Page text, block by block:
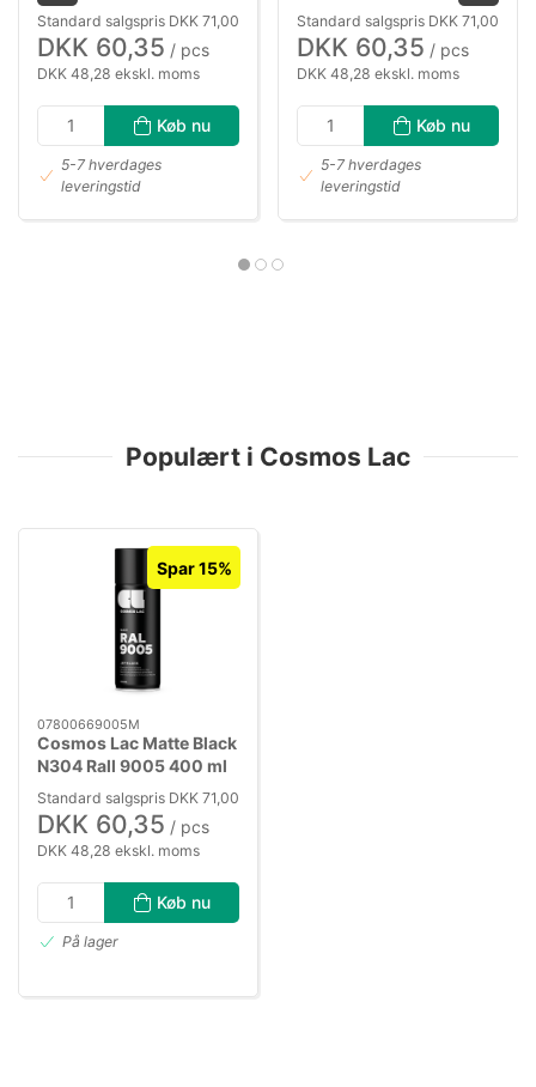
400 ml
Standard salgspris DKK 71,00
DKK 60,35 / pcs
DKK 48,28 ekskl. moms
Køb nu
5-7 hverdages
leveringstid
400 ml
Standard salgspris DKK 71,00
DKK 60,35 / pcs
DKK 48,28 ekskl. moms
Køb nu
5-7 hverdages
leveringstid
Populært i Cosmos Lac
Spar 15%
07800669005M
Cosmos Lac Matte Black
N304 Rall 9005 400 ml
Standard salgspris DKK 71,00
DKK 60,35 / pcs
DKK 48,28 ekskl. moms
Køb nu
På lager